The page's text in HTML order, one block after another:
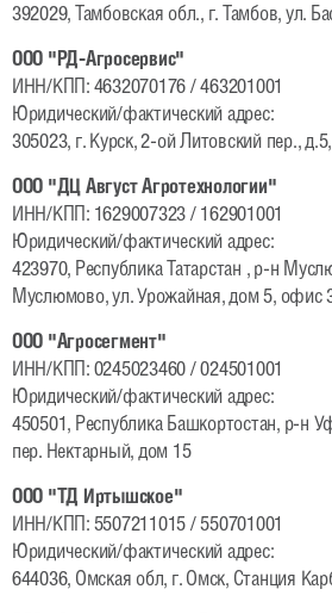
392029, Тамбовская обл., г. Тамбов, ул.
ООО "РД-Агросервис"
ИНН/КПП: 4632070176 / 463201001
Юридический/фактический адрес:
305023, г. Курск, 2-ой Литовский пер.,
ООО "ДЦ Август Агротехнологии"
ИНН/КПП: 1629007323 / 162901001
Юридический/фактический адрес:
423970, Республика Татарстан , р-н
Муслюмово, ул. Урожайная, дом 5, офис
ООО "Агросегмент"
ИНН/КПП: 0245023460 / 024501001
Юридический/фактический адрес:
450501, Республика Башкортостан, р-н
пер. Нектарный, дом 15
ООО "ТД Иртышское"
ИНН/КПП: 5507211015 / 550701001
Юридический/фактический адрес:
644036, Омская обл, г. Омск, Станция
ГСА Семена
Исходные
Защита данных
Русский
Deutsch